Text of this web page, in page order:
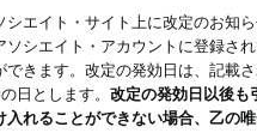
エイト・サイト上に改定のお知
シエイト・アカウントに登録さ
きます。改定の発効日は、記載
日とします。 改定の発効日以後も
れることができない場合、乙の